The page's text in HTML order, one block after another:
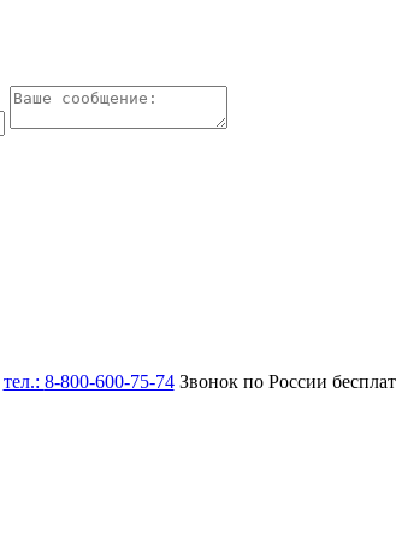
тел.: 8-800-600-75-74Звонок по России